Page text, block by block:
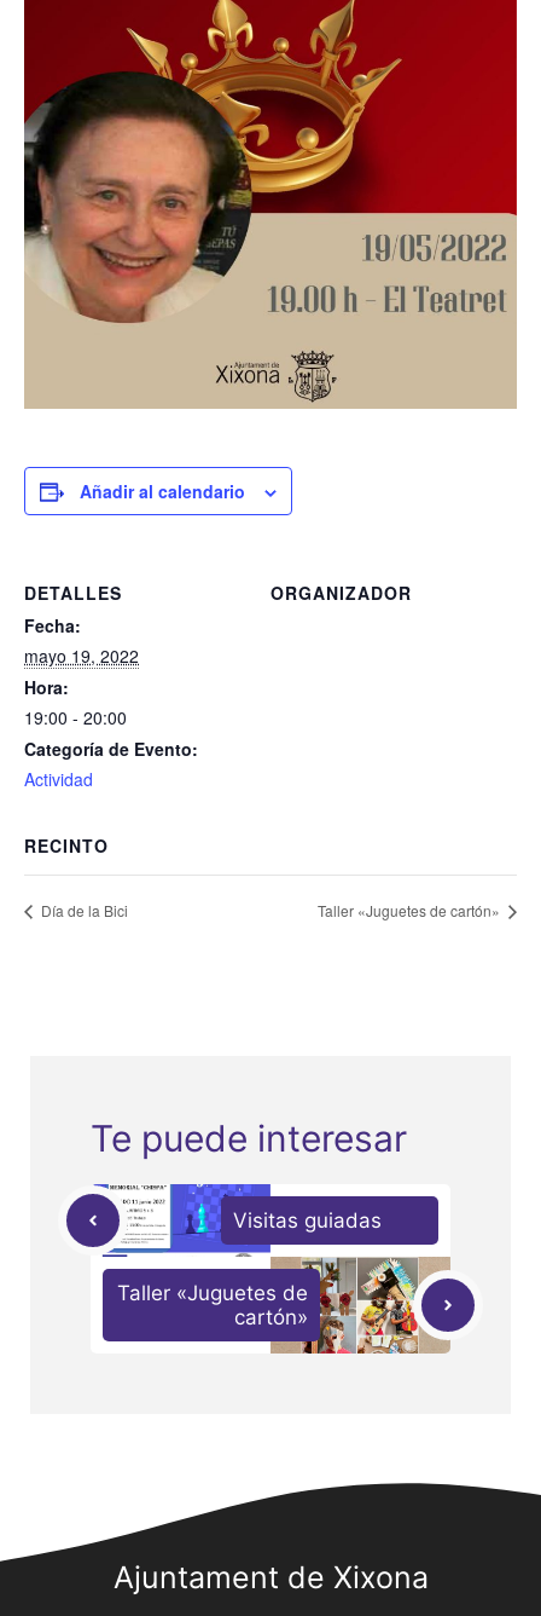
Añadir al calendario
DETALLES
Fecha:
mayo 19, 2022
Hora:
19:00 - 20:00
Categoría de Evento:
Actividad
ORGANIZADOR
RECINTO
Día de la Bici Taller «Juguetes de cartón»
Te puede interesar
Visitas guiadas
Taller «Juguetes de
cartón»
Ajuntament de Xixona